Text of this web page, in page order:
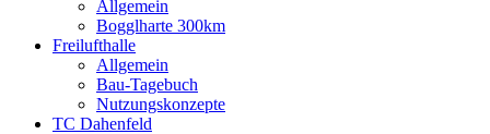
Allgemein
Bogglharte 300km
Freilufthalle
Allgemein
Bau-Tagebuch
Nutzungskonzepte
TC Dahenfeld